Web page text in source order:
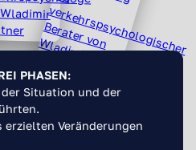
PHASEN:
Situation und der
Veränderungen
den Experten.